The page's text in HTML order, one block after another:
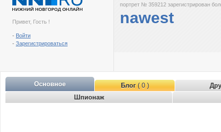
Привет, Гость !
- Войти
- Зарегистрироваться
портрет № 359212 зарегистрирован
nawest
Основное Блог( 0 )
Шпионаж